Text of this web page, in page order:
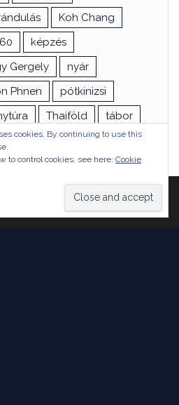
Koh Chang
képzés
Gergely
nyár
Phnen
pótkinizsi
Thaiföld
tábor
Ázsia
Theme:Head Blog
cookies. By continuing to use this
to control cookies, see here: Cookie